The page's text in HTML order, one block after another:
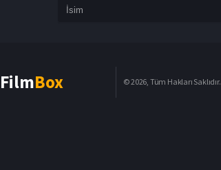
FilmBox © 2026, Tüm Hakları Saklıdır.